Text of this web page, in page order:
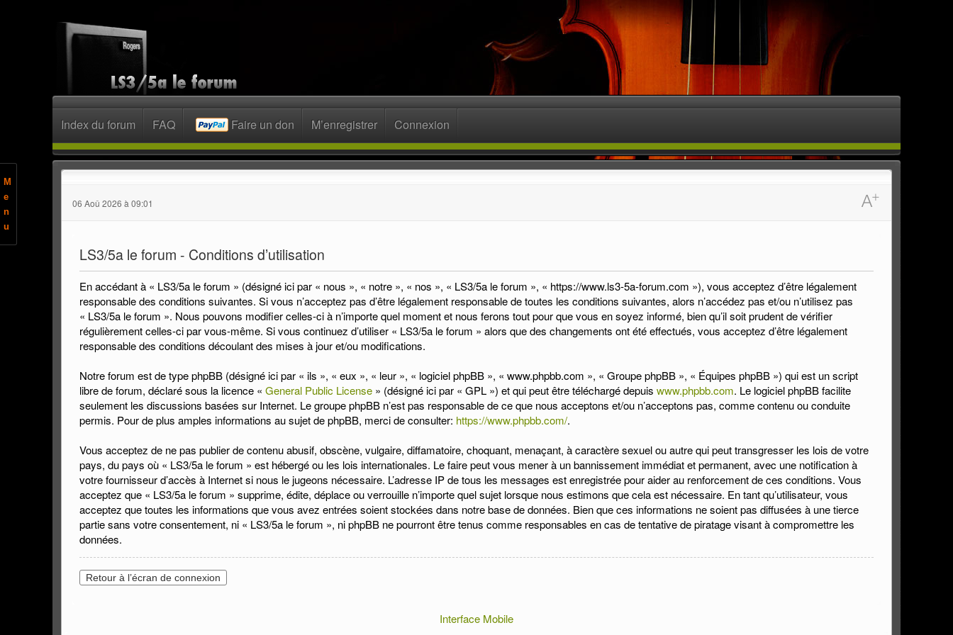
M
e
n
u
Index du forum FAQ Faire un don M’enregistrer Connexion
06 Aoû 2026 à 09:01
LS3/5a le forum - Conditions d’utilisation
En accédant à « LS3/5a le forum » (désigné ici par « nous », « notre », « nos », « LS3/5a le forum », « https://www.ls3-5a-forum.com »), vous acceptez d’être légalement
responsable des conditions suivantes. Si vous n’acceptez pas d’être légalement responsable de toutes les conditions suivantes, alors n’accédez pas et/ou n’utilisez pas
« LS3/5a le forum ». Nous pouvons modifier celles-ci à n’importe quel moment et nous ferons tout pour que vous en soyez informé, bien qu’il soit prudent de vérifier
régulièrement celles-ci par vous-même. Si vous continuez d’utiliser « LS3/5a le forum » alors que des changements ont été effectués, vous acceptez d’être légalement
responsable des conditions découlant des mises à jour et/ou modifications.
Notre forum est de type phpBB (désigné ici par « ils », « eux », « leur », « logiciel phpBB », « www.phpbb.com », « Groupe phpBB », « Équipes phpBB ») qui est un script
libre de forum, déclaré sous la licence « General Public License » (désigné ici par « GPL ») et qui peut être téléchargé depuis www.phpbb.com. Le logiciel phpBB facilite
seulement les discussions basées sur Internet. Le groupe phpBB n’est pas responsable de ce que nous acceptons et/ou n’acceptons pas, comme contenu ou conduite
permis. Pour de plus amples informations au sujet de phpBB, merci de consulter: https://www.phpbb.com/.
Vous acceptez de ne pas publier de contenu abusif, obscène, vulgaire, diffamatoire, choquant, menaçant, à caractère sexuel ou autre qui peut transgresser les lois de votre
pays, du pays où « LS3/5a le forum » est hébergé ou les lois internationales. Le faire peut vous mener à un bannissement immédiat et permanent, avec une notification à
votre fournisseur d’accès à Internet si nous le jugeons nécessaire. L’adresse IP de tous les messages est enregistrée pour aider au renforcement de ces conditions. Vous
acceptez que « LS3/5a le forum » supprime, édite, déplace ou verrouille n’importe quel sujet lorsque nous estimons que cela est nécessaire. En tant qu’utilisateur, vous
acceptez que toutes les informations que vous avez entrées soient stockées dans notre base de données. Bien que ces informations ne soient pas diffusées à une tierce
partie sans votre consentement, ni « LS3/5a le forum », ni phpBB ne pourront être tenus comme responsables en cas de tentative de piratage visant à compromettre les
données.
Retour à l’écran de connexion
Interface Mobile